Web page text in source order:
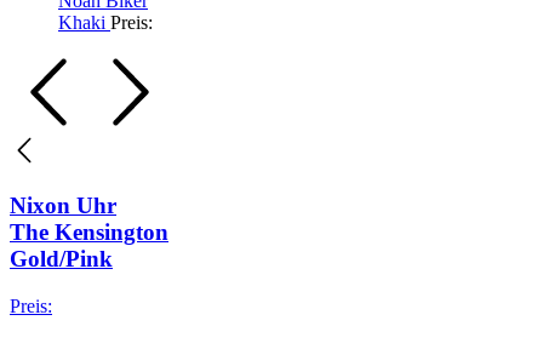
Khaki Preis:
Nixon Uhr
The Kensington
Gold/Pink
Preis: